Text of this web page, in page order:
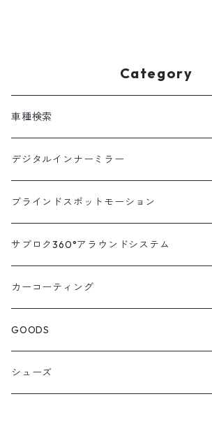
Category
車種検索
汎用
トヨタ
ハイエース200系
アルファード・ヴェルファイア30系
ニッサン
エルグランドE52系
エルグランドE51系
ホンダ
オデッセイRC系
オデッセイRB系
マツダ
ダイハツ
デジタルインナーミラー
汎用キット
車種別対応キット
トヨタ
ニッサン
オプション
交換アーム付きキット
ブラインドスポットモーション
汎用キット
車種別ミラー付セット
ON/OFFスイッチ
オプション
サブロク360°アラウンドシステム
アラウンドシステム本体
オプション
カーコーティング
GOODS
シューズ